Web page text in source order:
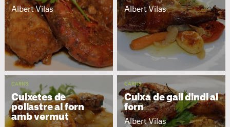
Albert Vilas Albert Vilas
CARNS
Cuixetes de
pollastre al forn
amb vermut
CARNS
Cuixa de gall dindi al
forn
Albert Vilas